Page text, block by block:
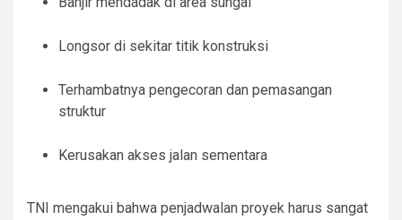
Longsor di sekitar titik konstruksi
Terhambatnya pengecoran dan pemasangan
struktur
Kerusakan akses jalan sementara
TNI mengakui bahwa penjadwalan proyek harus sangat